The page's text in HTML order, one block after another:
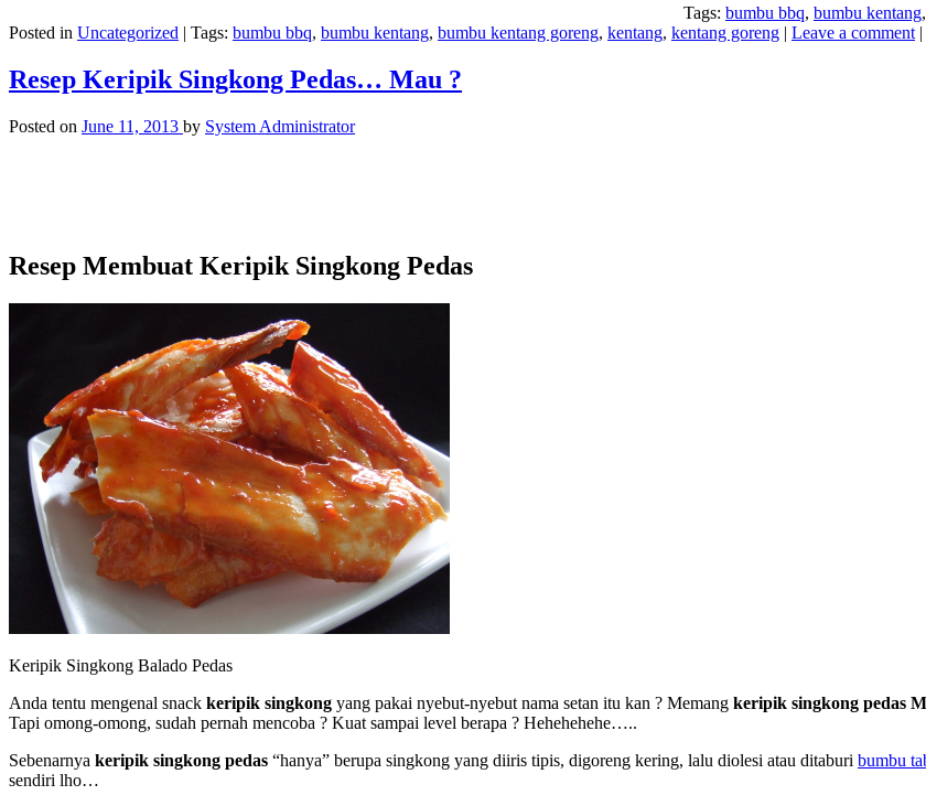
Tags: bumbu bbq, bumbu kentang,
Posted in Uncategorized Tags: bumbu bbq, bumbu kentang, bumbu kentang goreng, kentang, kentang goreng Leave a comment
Resep Keripik Singkong Pedas… Mau ?
Posted on June 11, 2013 by System Administrator
Resep Membuat Keripik Singkong Pedas
Keripik Singkong Balado Pedas
Anda tentu mengenal snack keripik singkong yang pakai nyebut-nyebut nama setan itu kan ? Memang keripik singkong pedas
Tapi omong-omong, sudah pernah mencoba ? Kuat sampai level berapa ? Hehehehehe…..
Sebenarnya keripik singkong pedas “hanya” berupa singkong yang diiris tipis, digoreng kering, lalu diolesi atau ditaburi bumbu
sendiri lho…